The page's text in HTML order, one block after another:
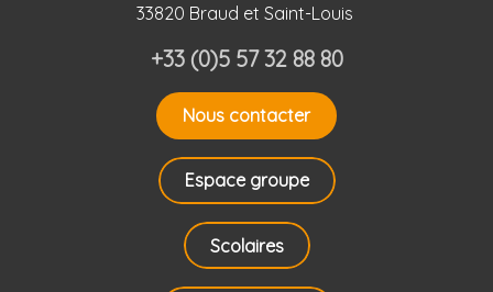
33820 Braud et Saint-Louis
+33 (0)5 57 32 88 80
Nous contacter
Espace groupe
Scolaires